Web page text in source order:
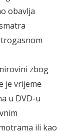
obavlja
zbog
je vrijeme
u DVD-u
ili kao